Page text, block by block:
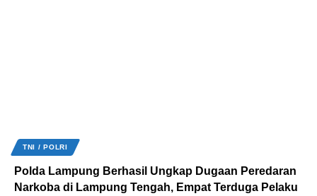
TNI / POLRI
Polda Lampung Berhasil Ungkap Dugaan Peredaran
Narkoba di Lampung Tengah, Empat Terduga Pelaku